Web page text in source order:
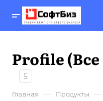
Profile
5
Главная — Продукты —